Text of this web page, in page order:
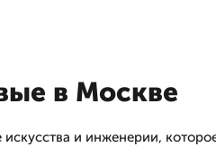
в Москве
и инженерии,